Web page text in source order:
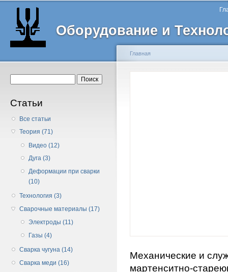
Оборудование и
Главное меню
Статьи
Все статьи
Теория (71)
Видео (12)
Дуга (3)
Деформации при сварки
(10)
Технология (3)
Сварочные материалы (17)
Электроды (11)
Газы (4)
Сварка чугуна (14)
Сварка меди (16)
Главная
Механические и
мартенситно-